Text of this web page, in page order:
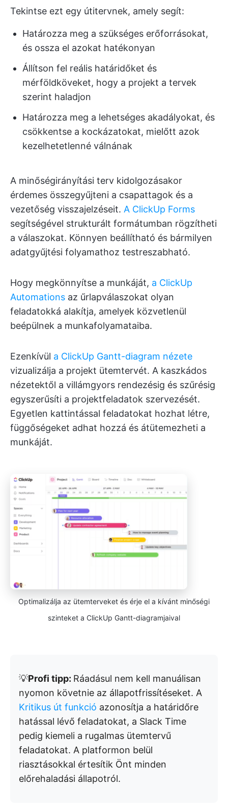
Tekintse ezt egy útitervnek, amely segít:
Határozza meg a szükséges erőforrásokat,
és ossza el azokat hatékonyan
Állítson fel reális határidőket és
mérföldköveket, hogy a projekt a tervek
szerint haladjon
Határozza meg a lehetséges akadályokat, és
csökkentse a kockázatokat, mielőtt azok
kezelhetetlenné válnának
A minőségirányítási terv kidolgozásakor
érdemes összegyűjteni a csapattagok és a
vezetőség visszajelzéseit. A ClickUp Forms
segítségével strukturált formátumban rögzítheti
a válaszokat. Könnyen beállítható és bármilyen
adatgyűjtési folyamathoz testreszabható.
Hogy megkönnyítse a munkáját, a ClickUp
Automations az űrlapválaszokat olyan
feladatokká alakítja, amelyek közvetlenül
beépülnek a munkafolyamataiba.
Ezenkívül a ClickUp Gantt-diagram nézete
vizualizálja a projekt ütemtervét. A kaszkádos
nézetektől a villámgyors rendezésig és szűrésig
egyszerűsíti a projektfeladatok szervezését.
Egyetlen kattintással feladatokat hozhat létre,
függőségeket adhat hozzá és átütemezheti a
munkáját.
Optimalizálja az ütemterveket és érje el a kívánt minőségi
szinteket a ClickUp Gantt-diagramjaival
💡Profi tipp: Ráadásul nem kell manuálisan
nyomon követnie az állapotfrissítéseket. A
Kritikus út funkció azonosítja a határidőre
hatással lévő feladatokat, a Slack Time
pedig kiemeli a rugalmas ütemtervű
feladatokat. A platformon belül
riasztásokkal értesítik Önt minden
előrehaladási állapotról.